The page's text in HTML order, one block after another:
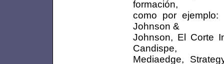
formación,
como por ejemplo:
Johnson &
Johnson, El Corte
Candispe,
Mediaedge,